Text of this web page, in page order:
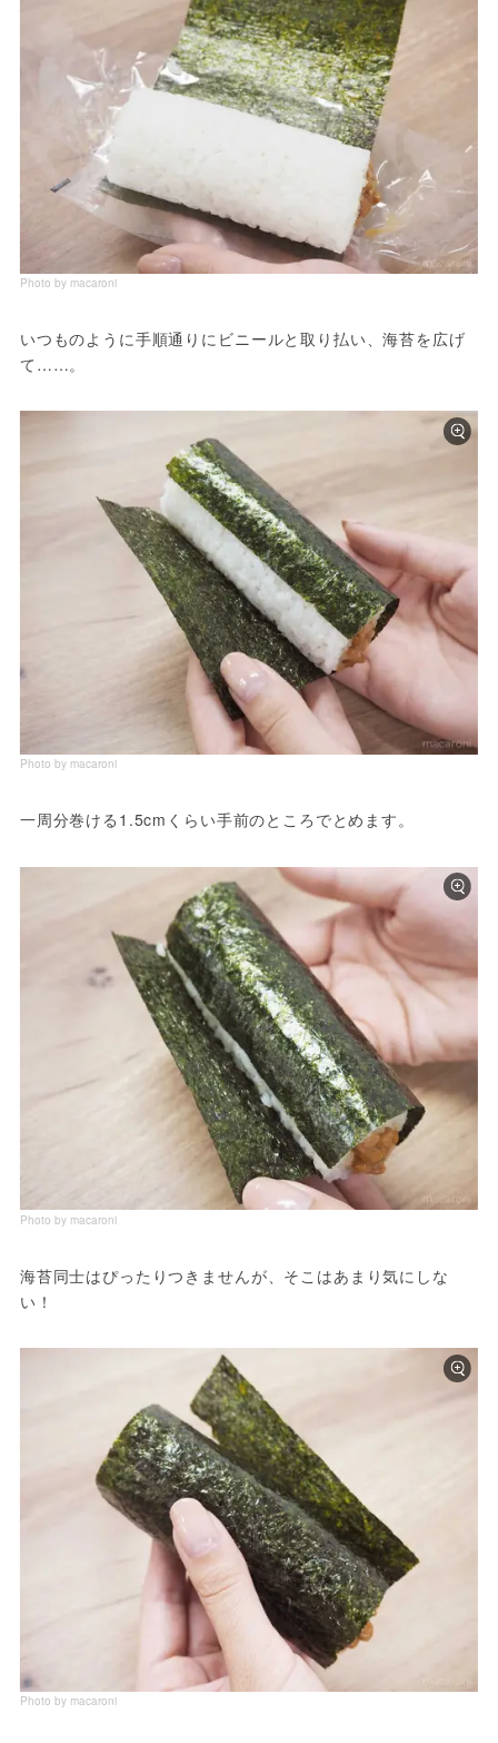
Photo by macaroni
いつものように手順通りにビニールと取り払い、海苔を広げ
て……。
Photo by macaroni
一周分巻ける1.5cmくらい手前のところでとめます。
Photo by macaroni
海苔同士はぴったりつきませんが、そこはあまり気にしな
い！
Photo by macaroni